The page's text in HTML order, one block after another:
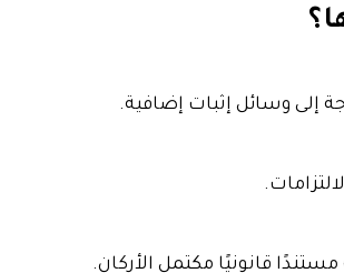
إلى وسائل إثبات إضافية.
قانونيًا مكتمل الأركان.